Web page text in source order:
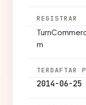
REGISTRAR
m
TERDAFTAR
2014-06-25